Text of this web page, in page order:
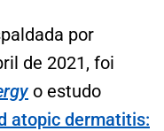
por
de 2021, foi
o estudo
atopic dermatitis: